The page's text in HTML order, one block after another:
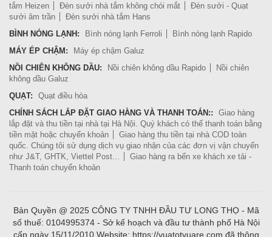
tắm Heizen
Đèn sưởi nhà tắm không chói mắt
Đèn sưởi - Quạt
sưởi âm trần
Đèn sưởi nhà tắm Hans
BÌNH NÓNG LẠNH:
Bình nóng lạnh Ferroli
Bình nóng lạnh Rapido
MÁY ÉP CHẬM:
Máy ép chậm Galuz
NỒI CHIÊN KHÔNG DẦU:
Nồi chiên không dầu Rapido
Nồi chiên
không dầu Galuz
QUẠT:
Quạt điều hòa
CHÍNH SÁCH LẮP ĐẶT GIAO HÀNG VÀ THANH TOÁN::
Giao hàng
lắp đặt và thu tiền tại nhà tại Hà Nội. Quý khách có thể thanh toán bằng
tiền mặt hoặc chuyển khoản
Giao hàng thu tiền tại nhà COD toàn
quốc. Chúng tôi sử dụng dịch vụ giao nhận của các đơn vị vận chuyển
như J&T, GHTK, Viettel Post...
Giao hàng ra bến xe khách xe tải -
Thanh toán chuyển khoản
Bản Quyền @ 2025 CÔNG TY TNHH ĐẦU TƯ LONG THỌ - Mã
số thuế: 0104995374 - Sở kế hoạch và đầu tư thành phố Hà Nội
cấp ngày 15/11/2010 Website: https://vuatotvuare.com đã thông